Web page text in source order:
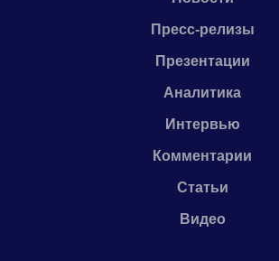
Пресс-релизы
Презентации
Аналитика
Интервью
Комментарии
Статьи
Видео